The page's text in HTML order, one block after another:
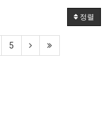
정렬
5